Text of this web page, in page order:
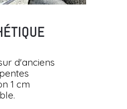
d'anciens
1 cm